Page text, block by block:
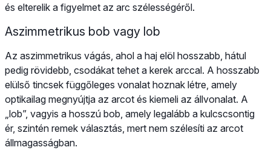
és elterelik a figyelmet az arc szélességéről.
Aszimmetrikus bob vagy lob
Az aszimmetrikus vágás, ahol a haj elöl hosszabb, hátul
pedig rövidebb, csodákat tehet a kerek arccal. A hosszabb
elülső tincsek függőleges vonalat hoznak létre, amely
optikailag megnyújtja az arcot és kiemeli az állvonalat. A
„lob”, vagyis a hosszú bob, amely legalább a kulcscsontig
ér, szintén remek választás, mert nem szélesíti az arcot
állmagasságban.